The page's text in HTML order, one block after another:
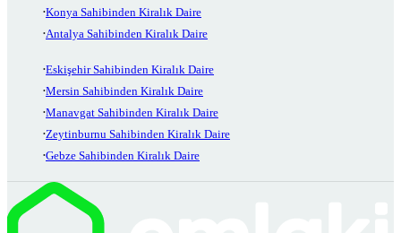
Konya Sahibinden Kiralık Daire
Antalya Sahibinden Kiralık Daire
Eskişehir Sahibinden Kiralık Daire
Mersin Sahibinden Kiralık Daire
Manavgat Sahibinden Kiralık Daire
Zeytinburnu Sahibinden Kiralık Daire
Gebze Sahibinden Kiralık Daire